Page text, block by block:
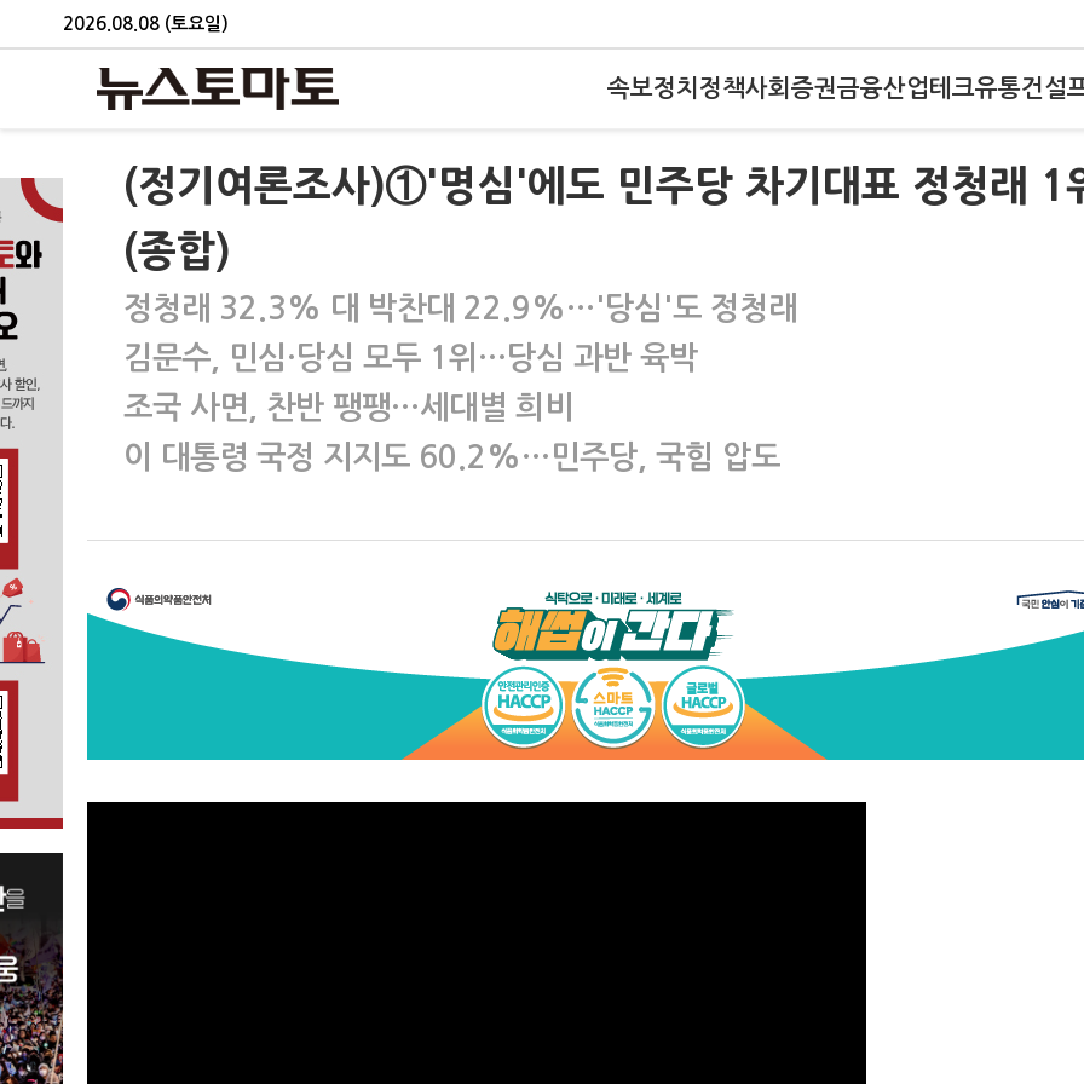
2026.08.08 (토요일)
속보정치 정책사회 증권금융산업테크유통건설
(정기여론조사)①'명심'에도 민주당 차기대표 정청래 1
(종합)
정청래 32.3% 대 박찬대 22.9%…'당심'도 정청래
김문수, 민심·당심 모두 1위…당심 과반 육박
조국 사면, 찬반 팽팽…세대별 희비
이 대통령 국정 지지도 60.2%…민주당, 국힘 압도